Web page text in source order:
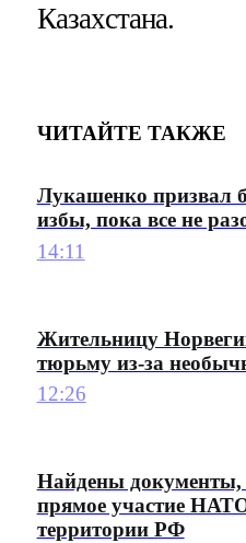
Казахстана.
ЧИТАЙТЕ ТАКЖЕ
Лукашенко призвал
избы, пока все не
14:11
Жительницу
тюрьму из-за
12:26
Найдены
прямое участие
территории РФ